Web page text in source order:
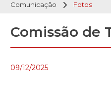
Comunicação Fotos
Comissão de
09/12/2025